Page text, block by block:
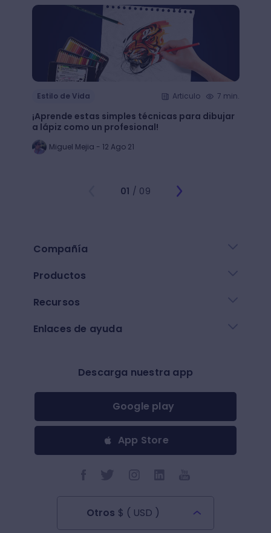
Estilo de Vida Articulo 7 min.
¡Aprende estas simples técnicas para dibujar
a lápiz como un profesional!
Miguel Mejia - 12 Ago 21
01 / 09
Compañía
Productos
Recursos
Enlaces de ayuda
Descarga nuestra app
Google play
App Store
Otros $ ( USD )